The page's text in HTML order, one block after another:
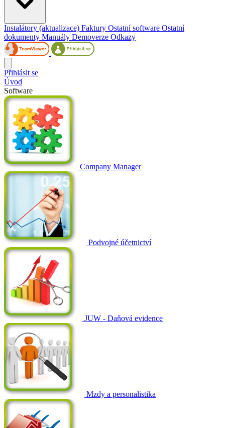
Instalátory (aktualizace) Faktury Ostatní software Ostatní
dokumenty Manuály Demoverze Odkazy
Přihlásit se
Úvod
Software
Company Manager
Podvojné účetnictví
JUW - Daňová evidence
Mzdy a personalistika